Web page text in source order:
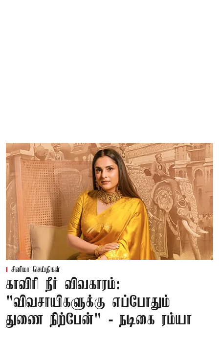
சினிமா செய்திகள்
காவிரி நீர் விவகாரம்:
"விவசாயிகளுக்கு எப்போதும்
துணை நிற்பேன்" - நடிகை ரம்யா